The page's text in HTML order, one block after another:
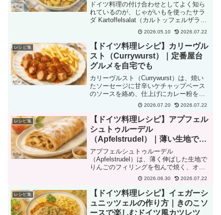
ドイツ料理の付け合わせとしてよく知ら
れているのが、じゃがいもを使ったサラ
ダ Kartoffelsalat（カルトッフェルザラー
ト） です。日本で「ポテトサラダ」と聞
くと、マヨネーズで和えた冷たいサラダ
を思い浮かべる方が多いかもしれませ
ん。け...
2026.05.10 2026.07.22
レシピ集
【ドイツ料理レシピ】カリーヴル
スト（Currywurst）｜定番屋台
グルメを自宅でも
カリーヴルスト（Currywurst）は、焼い
たソーセージに甘辛いケチャップベース
のソースを絡め、仕上げにカレー粉をた
っぷりまぶした、ドイツを代表する定番
のB級グルメです。国民的なソウルフード
として親しまれ、年間で約8億本も消費さ
れていると...
2026.07.20 2026.07.22
レシピ集
【ドイツ料理レシピ】アプフェル
シュトゥルーデル
（Apfelstrudel）｜薄い生地で包
むりんごの焼き菓子
アプフェルシュトゥルーデル
（Apfelstrudel）は、薄く伸ばした生地で
りんごのフィリングを包んで焼く、オー
ストリアや南ドイツで親しまれている伝
統的な焼き菓子です。サクッとした薄い
生地の中に、シナモンの香りをまとった
りんごとレーズンがた...
2026.06.30 2026.07.22
レシピ集
【ドイツ料理レシピ】イェガーシ
ュニッツェルの作り方｜きのこソ
ースで楽しむドイツ風カツレツ